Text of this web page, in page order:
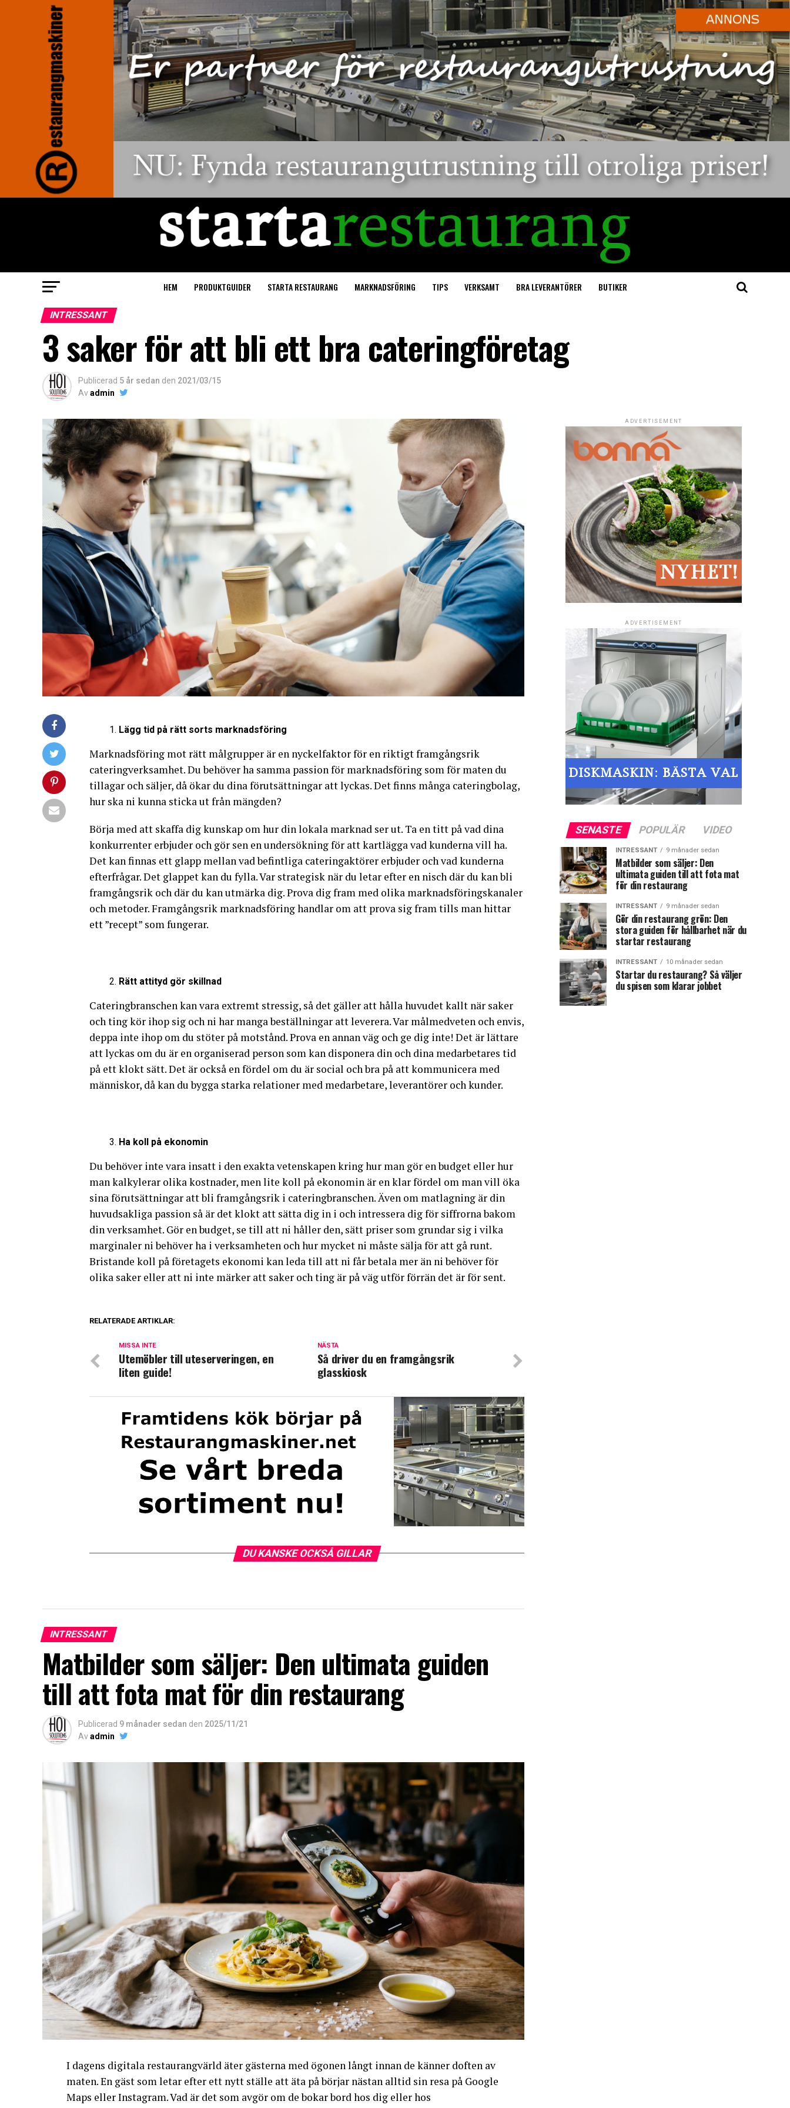
HEM PRODUKTGUIDER STARTA RESTAURANG MARKNADSFÖRING TIPS VERKSAMT BRA LEVERANTÖRER BUTIKER
INTRESSANT
3 saker för att bli ett bra cateringföretag
Publicerad 5 år sedan den 2021/03/15
Avadmin
Lägg tid på rätt sorts marknadsföring
Marknadsföring mot rätt målgrupper är en nyckelfaktor för en riktigt framgångsrik
cateringverksamhet. Du behöver ha samma passion för marknadsföring som för maten du
tillagar och säljer, då ökar du dina förutsättningar att lyckas. Det finns många cateringbolag,
hur ska ni kunna sticka ut från mängden?
Börja med att skaffa dig kunskap om hur din lokala marknad ser ut. Ta en titt på vad dina
konkurrenter erbjuder och gör sen en undersökning för att kartlägga vad kunderna vill ha.
Det kan finnas ett glapp mellan vad befintliga cateringaktörer erbjuder och vad kunderna
efterfrågar. Det glappet kan du fylla. Var strategisk när du letar efter en nisch där du kan bli
framgångsrik och där du kan utmärka dig. Prova dig fram med olika marknadsföringskanaler
och metoder. Framgångsrik marknadsföring handlar om att prova sig fram tills man hittar
ett ”recept” som fungerar.
Rätt attityd gör skillnad
Cateringbranschen kan vara extremt stressig, så det gäller att hålla huvudet kallt när saker
och ting kör ihop sig och ni har manga beställningar att leverera. Var målmedveten och envis,
deppa inte ihop om du stöter på motstånd. Prova en annan väg och ge dig inte! Det är lättare
att lyckas om du är en organiserad person som kan disponera din och dina medarbetares tid
på ett klokt sätt. Det är också en fördel om du är social och bra på att kommunicera med
människor, då kan du bygga starka relationer med medarbetare, leverantörer och kunder.
Ha koll på ekonomin
Du behöver inte vara insatt i den exakta vetenskapen kring hur man gör en budget eller hur
man kalkylerar olika kostnader, men lite koll på ekonomin är en klar fördel om man vill öka
sina förutsättningar att bli framgångsrik i cateringbranschen. Även om matlagning är din
huvudsakliga passion så är det klokt att sätta dig in i och intressera dig för siffrorna bakom
din verksamhet. Gör en budget, se till att ni håller den, sätt priser som grundar sig i vilka
marginaler ni behöver ha i verksamheten och hur mycket ni måste sälja för att gå runt.
Bristande koll på företagets ekonomi kan leda till att ni får betala mer än ni behöver för
olika saker eller att ni inte märker att saker och ting är på väg utför förrän det är för sent.
RELATERADE ARTIKLAR:
NÄSTA
Så driver du en framgångsrik
glasskiosk
MISSA INTE
Utemöbler till uteserveringen, en
liten guide!
DU KANSKE OCKSÅ GILLAR
INTRESSANT
Matbilder som säljer: Den ultimata guiden
till att fota mat för din restaurang
Publicerad 9 månader sedan den 2025/11/21
Avadmin
I dagens digitala restaurangvärld äter gästerna med ögonen långt innan de känner doften av
maten. En gäst som letar efter ett nytt ställe att äta på börjar nästan alltid sin resa på Google
Maps eller Instagram. Vad är det som avgör om de bokar bord hos dig eller hos
ADVERTISEMENT
ADVERTISEMENT
SENASTE POPULÄR VIDEO
INTRESSANT 9 månader sedan
Matbilder som säljer: Den
ultimata guiden till att fota mat
för din restaurang
INTRESSANT 9 månader sedan
Gör din restaurang grön: Den
stora guiden för hållbarhet när du
startar restaurang
INTRESSANT 10 månader sedan
Startar du restaurang? Så väljer
du spisen som klarar jobbet